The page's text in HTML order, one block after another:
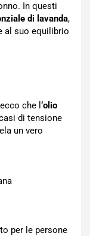
In questi
di lavanda,
al suo equilibrio
che l ‘olio
di tensione
un vero
per le persone